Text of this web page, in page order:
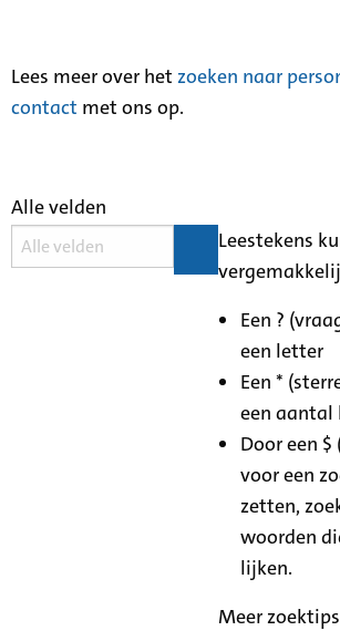
Lees meer over het zoeken naar
contact met ons op.
Alle velden
Leestekens
Een ?
een letter
Een *
een aantal
Door een
voor een
zetten,
woorden
lijken.
Meer